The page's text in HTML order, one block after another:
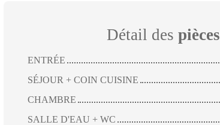
Détail des pièces
ENTRÉE
SÉJOUR + COIN CUISINE
CHAMBRE
SALLE D'EAU + WC